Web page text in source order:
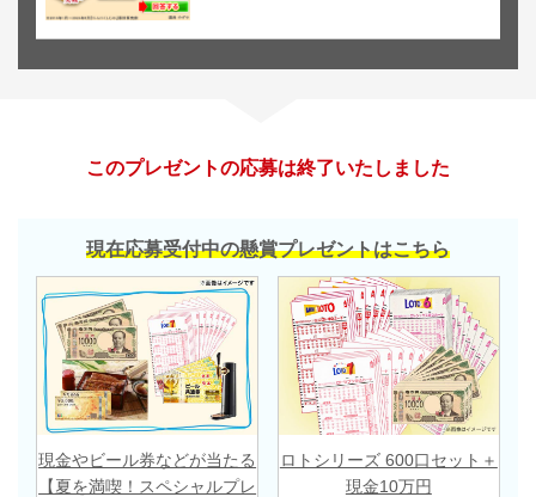
このプレゼントの応募は終了いたしました
現在応募受付中の懸賞プレゼントはこちら
現金やビール券などが当たる
【夏を満喫！スペシャルプレ
ロトシリーズ 600口セット＋
現金10万円